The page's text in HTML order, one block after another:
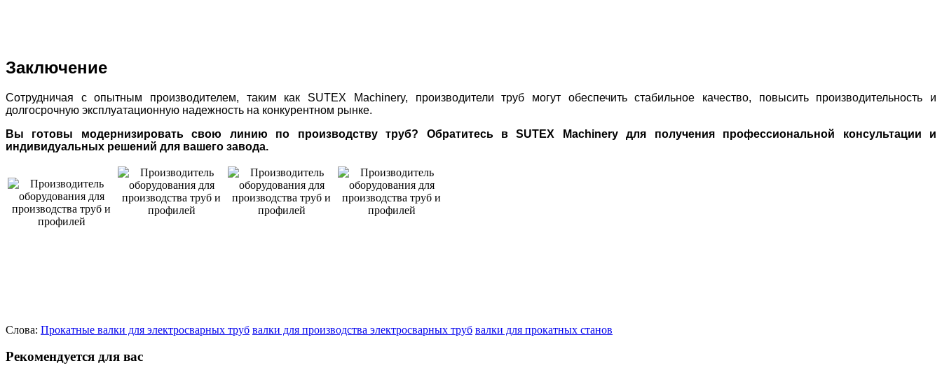
Заключение
Сотрудничая с опытным производителем, таким как SUTEX Machinery, производители труб могут обеспечить стабильное качество, повысить производительность и
долгосрочную эксплуатационную надежность на конкурентном рынке.
Вы готовы модернизировать свою линию по производству труб? Обратитесь в SUTEX Machinery для получения профессиональной консультации и
индивидуальных решений для вашего завода.
Слова: Прокатные валки для электросварных труб валки для производства электросварных труб валки для прокатных станов
Рекомендуется для вас